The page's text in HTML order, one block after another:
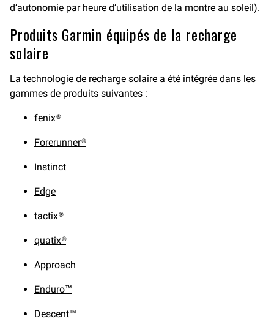
d’autonomie par heure d’utilisation de la montre au soleil).
Produits Garmin équipés de la recharge
solaire
La technologie de recharge solaire a été intégrée dans les
gammes de produits suivantes :
fenix®
Forerunner®
Instinct
Edge
tactix®
quatix®
Approach
Enduro™
Descent™